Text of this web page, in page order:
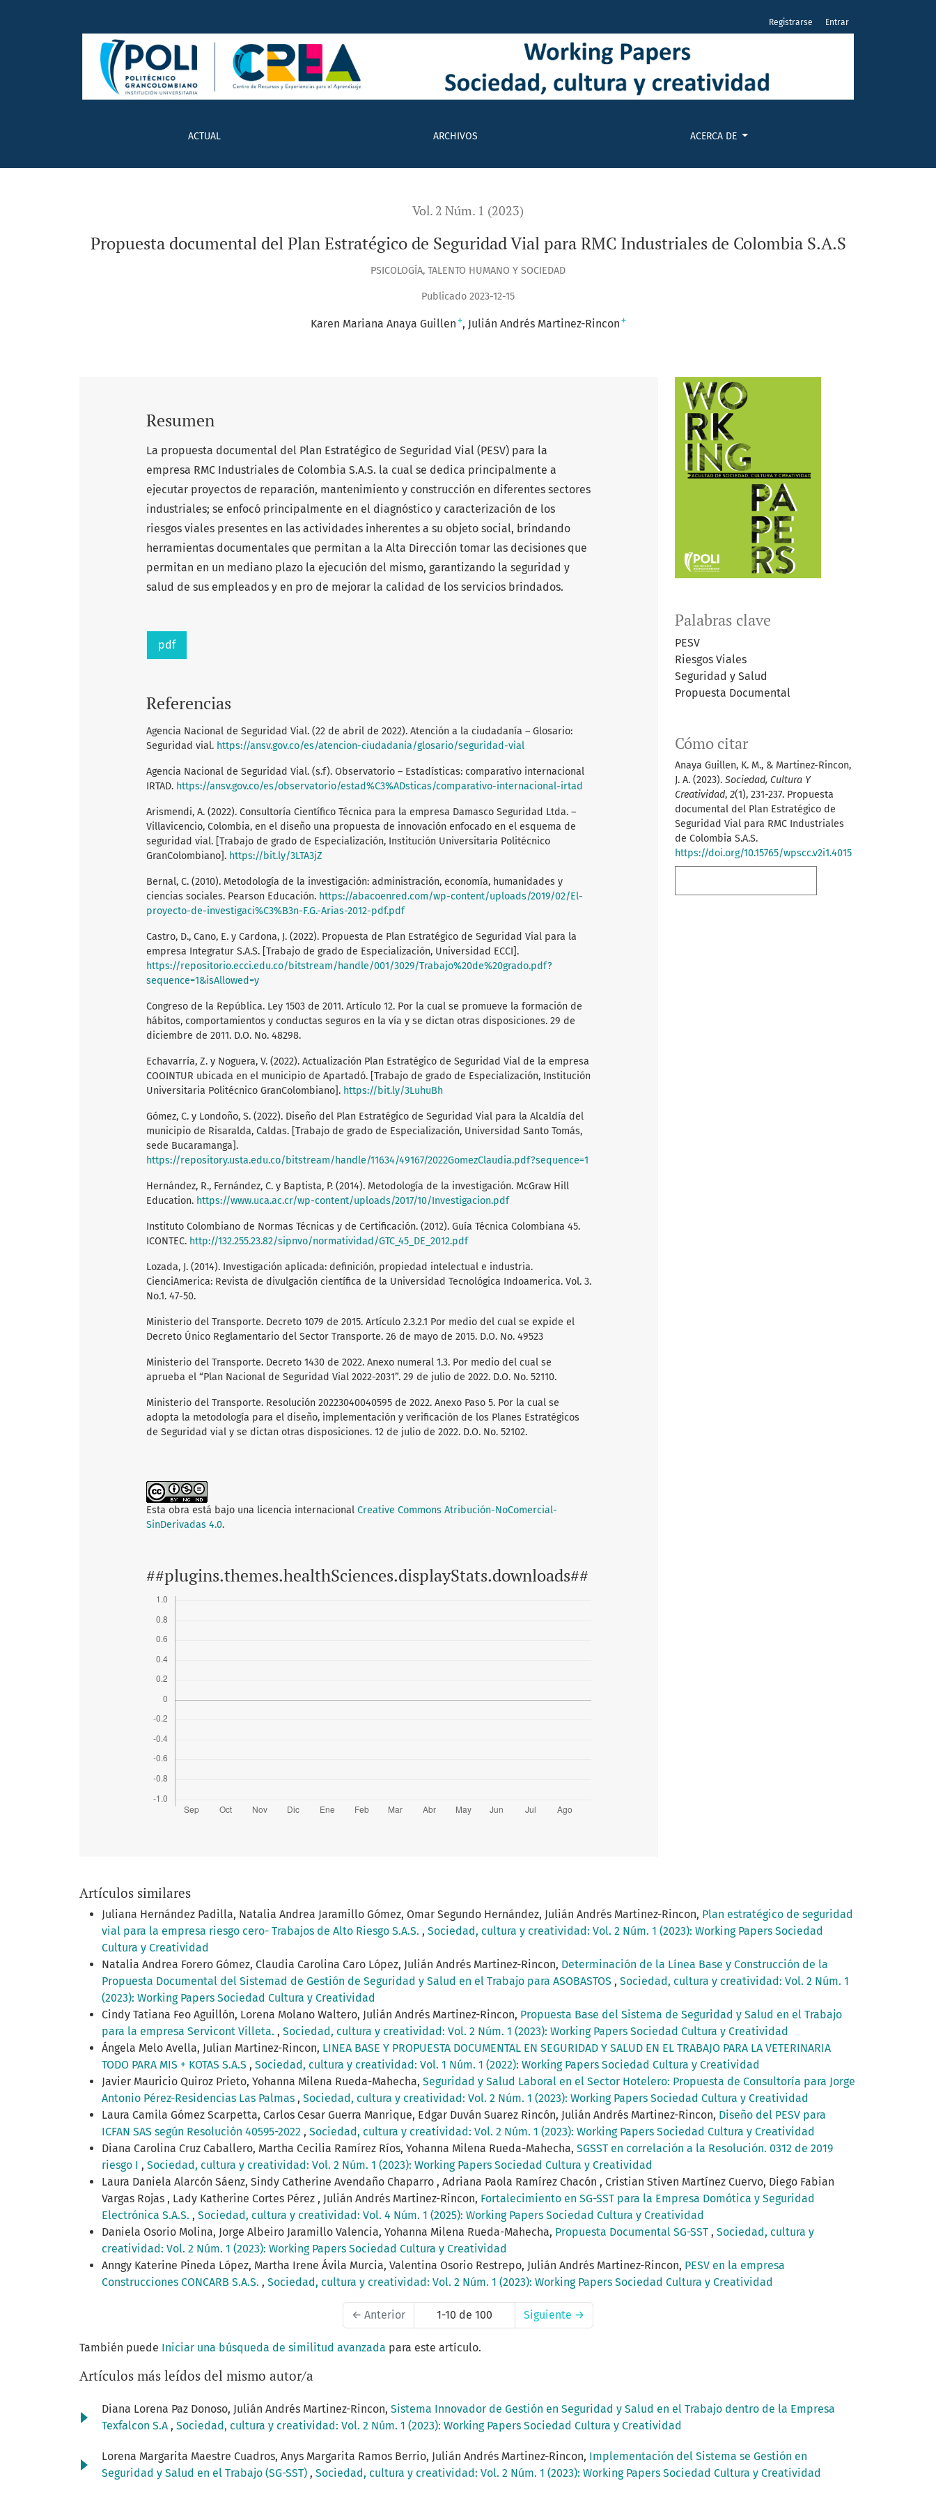
ACTUAL ARCHIVOS ACERCA DE
Registrarse Entrar
Vol. 2 Núm. 1 (2023)
Propuesta documental del Plan Estratégico de Seguridad Vial para RMC Industriales de Colombia S.A.S
PSICOLOGÍA, TALENTO HUMANO Y SOCIEDAD
Publicado 2023-12-15
Karen Mariana Anaya Guillen + Julián Andrés Martinez-Rincon +
Palabras clave
PESV
Riesgos Viales
Seguridad y Salud
Propuesta Documental
Cómo citar
Anaya Guillen, K. M., & Martinez-Rincon,
J. A. (2023). Sociedad, Cultura Y
Creatividad, 2(1), 231-237. Propuesta
documental del Plan Estratégico de
Seguridad Vial para RMC Industriales
de Colombia S.A.S.
https://doi.org/10.15765/wpscc.v2i1.4015
Resumen
La propuesta documental del Plan Estratégico de Seguridad Vial (PESV) para la
empresa RMC Industriales de Colombia S.A.S. la cual se dedica principalmente a
ejecutar proyectos de reparación, mantenimiento y construcción en diferentes sectores
industriales; se enfocó principalmente en el diagnóstico y caracterización de los
riesgos viales presentes en las actividades inherentes a su objeto social, brindando
herramientas documentales que permitan a la Alta Dirección tomar las decisiones que
permitan en un mediano plazo la ejecución del mismo, garantizando la seguridad y
salud de sus empleados y en pro de mejorar la calidad de los servicios brindados.
pdf
Referencias
Agencia Nacional de Seguridad Vial. (22 de abril de 2022). Atención a la ciudadanía – Glosario:
Seguridad vial. https://ansv.gov.co/es/atencion-ciudadania/glosario/seguridad-vial
Agencia Nacional de Seguridad Vial. (s.f). Observatorio – Estadísticas: comparativo internacional
IRTAD. https://ansv.gov.co/es/observatorio/estad%C3%ADsticas/comparativo-internacional-irtad
Arismendi, A. (2022). Consultoría Científico Técnica para la empresa Damasco Seguridad Ltda. –
Villavicencio, Colombia, en el diseño una propuesta de innovación enfocado en el esquema de
seguridad vial. [Trabajo de grado de Especialización, Institución Universitaria Politécnico
GranColombiano]. https://bit.ly/3LTA3jZ
Bernal, C. (2010). Metodología de la investigación: administración, economía, humanidades y
ciencias sociales. Pearson Educación. https://abacoenred.com/wp-content/uploads/2019/02/El-
proyecto-de-investigaci%C3%B3n-F.G.-Arias-2012-pdf.pdf
Castro, D., Cano, E. y Cardona, J. (2022). Propuesta de Plan Estratégico de Seguridad Vial para la
empresa Integratur S.A.S. [Trabajo de grado de Especialización, Universidad ECCI].
https://repositorio.ecci.edu.co/bitstream/handle/001/3029/Trabajo%20de%20grado.pdf?
sequence=1&isAllowed=y
Congreso de la República. Ley 1503 de 2011. Artículo 12. Por la cual se promueve la formación de
hábitos, comportamientos y conductas seguros en la vía y se dictan otras disposiciones. 29 de
diciembre de 2011. D.O. No. 48298.
Echavarría, Z. y Noguera, V. (2022). Actualización Plan Estratégico de Seguridad Vial de la empresa
COOINTUR ubicada en el municipio de Apartadó. [Trabajo de grado de Especialización, Institución
Universitaria Politécnico GranColombiano]. https://bit.ly/3LuhuBh
Gómez, C. y Londoño, S. (2022). Diseño del Plan Estratégico de Seguridad Vial para la Alcaldía del
municipio de Risaralda, Caldas. [Trabajo de grado de Especialización, Universidad Santo Tomás,
sede Bucaramanga].
https://repository.usta.edu.co/bitstream/handle/11634/49167/2022GomezClaudia.pdf?sequence=1
Hernández, R., Fernández, C. y Baptista, P. (2014). Metodología de la investigación. McGraw Hill
Education. https://www.uca.ac.cr/wp-content/uploads/2017/10/Investigacion.pdf
Instituto Colombiano de Normas Técnicas y de Certificación. (2012). Guía Técnica Colombiana 45.
ICONTEC. http://132.255.23.82/sipnvo/normatividad/GTC_45_DE_2012.pdf
Lozada, J. (2014). Investigación aplicada: definición, propiedad intelectual e industria.
CienciAmerica: Revista de divulgación científica de la Universidad Tecnológica Indoamerica. Vol. 3.
No.1. 47-50.
Ministerio del Transporte. Decreto 1079 de 2015. Artículo 2.3.2.1 Por medio del cual se expide el
Decreto Único Reglamentario del Sector Transporte. 26 de mayo de 2015. D.O. No. 49523
Ministerio del Transporte. Decreto 1430 de 2022. Anexo numeral 1.3. Por medio del cual se
aprueba el “Plan Nacional de Seguridad Vial 2022-2031”. 29 de julio de 2022. D.O. No. 52110.
Ministerio del Transporte. Resolución 20223040040595 de 2022. Anexo Paso 5. Por la cual se
adopta la metodología para el diseño, implementación y verificación de los Planes Estratégicos
de Seguridad vial y se dictan otras disposiciones. 12 de julio de 2022. D.O. No. 52102.
Esta obra está bajo una licencia internacional Creative Commons Atribución-NoComercial-
SinDerivadas 4.0.
##plugins.themes.healthSciences.displayStats.downloads##
Artículos similares
Juliana Hernández Padilla, Natalia Andrea Jaramillo Gómez, Omar Segundo Hernández, Julián Andrés Martinez-Rincon, Plan estratégico de seguridad
vial para la empresa riesgo cero- Trabajos de Alto Riesgo S.A.S. , Sociedad, cultura y creatividad: Vol. 2 Núm. 1 (2023): Working Papers Sociedad
Cultura y Creatividad
Natalia Andrea Forero Gómez, Claudia Carolina Caro López, Julián Andrés Martinez-Rincon, Determinación de la Línea Base y Construcción de la
Propuesta Documental del Sistemad de Gestión de Seguridad y Salud en el Trabajo para ASOBASTOS , Sociedad, cultura y creatividad: Vol. 2 Núm. 1
(2023): Working Papers Sociedad Cultura y Creatividad
Cindy Tatiana Feo Aguillón, Lorena Molano Waltero, Julián Andrés Martinez-Rincon, Propuesta Base del Sistema de Seguridad y Salud en el Trabajo
para la empresa Servicont Villeta. , Sociedad, cultura y creatividad: Vol. 2 Núm. 1 (2023): Working Papers Sociedad Cultura y Creatividad
Ángela Melo Avella, Julian Martinez-Rincon, LINEA BASE Y PROPUESTA DOCUMENTAL EN SEGURIDAD Y SALUD EN EL TRABAJO PARA LA VETERINARIA
TODO PARA MIS + KOTAS S.A.S , Sociedad, cultura y creatividad: Vol. 1 Núm. 1 (2022): Working Papers Sociedad Cultura y Creatividad
Javier Mauricio Quiroz Prieto, Yohanna Milena Rueda-Mahecha, Seguridad y Salud Laboral en el Sector Hotelero: Propuesta de Consultoría para Jorge
Antonio Pérez-Residencias Las Palmas , Sociedad, cultura y creatividad: Vol. 2 Núm. 1 (2023): Working Papers Sociedad Cultura y Creatividad
Laura Camila Gómez Scarpetta, Carlos Cesar Guerra Manrique, Edgar Duván Suarez Rincón, Julián Andrés Martinez-Rincon, Diseño del PESV para
ICFAN SAS según Resolución 40595-2022 , Sociedad, cultura y creatividad: Vol. 2 Núm. 1 (2023): Working Papers Sociedad Cultura y Creatividad
Diana Carolina Cruz Caballero, Martha Cecilia Ramírez Ríos, Yohanna Milena Rueda-Mahecha, SGSST en correlación a la Resolución. 0312 de 2019
riesgo I , Sociedad, cultura y creatividad: Vol. 2 Núm. 1 (2023): Working Papers Sociedad Cultura y Creatividad
Laura Daniela Alarcón Sáenz, Sindy Catherine Avendaño Chaparro , Adriana Paola Ramírez Chacón , Cristian Stiven Martínez Cuervo, Diego Fabian
Vargas Rojas , Lady Katherine Cortes Pérez , Julián Andrés Martinez-Rincon, Fortalecimiento en SG-SST para la Empresa Domótica y Seguridad
Electrónica S.A.S. , Sociedad, cultura y creatividad: Vol. 4 Núm. 1 (2025): Working Papers Sociedad Cultura y Creatividad
Daniela Osorio Molina, Jorge Albeiro Jaramillo Valencia, Yohanna Milena Rueda-Mahecha, Propuesta Documental SG-SST , Sociedad, cultura y
creatividad: Vol. 2 Núm. 1 (2023): Working Papers Sociedad Cultura y Creatividad
Anngy Katerine Pineda López, Martha Irene Ávila Murcia, Valentina Osorio Restrepo, Julián Andrés Martinez-Rincon, PESV en la empresa
Construcciones CONCARB S.A.S. , Sociedad, cultura y creatividad: Vol. 2 Núm. 1 (2023): Working Papers Sociedad Cultura y Creatividad
← Anterior 1-10 de 100 Siguiente →
También puede Iniciar una búsqueda de similitud avanzada para este artículo.
Artículos más leídos del mismo autor/a
Diana Lorena Paz Donoso, Julián Andrés Martinez-Rincon, Sistema Innovador de Gestión en Seguridad y Salud en el Trabajo dentro de la Empresa
Texfalcon S.A , Sociedad, cultura y creatividad: Vol. 2 Núm. 1 (2023): Working Papers Sociedad Cultura y Creatividad
Lorena Margarita Maestre Cuadros, Anys Margarita Ramos Berrio, Julián Andrés Martinez-Rincon, Implementación del Sistema se Gestión en
Seguridad y Salud en el Trabajo (SG-SST) , Sociedad, cultura y creatividad: Vol. 2 Núm. 1 (2023): Working Papers Sociedad Cultura y Creatividad